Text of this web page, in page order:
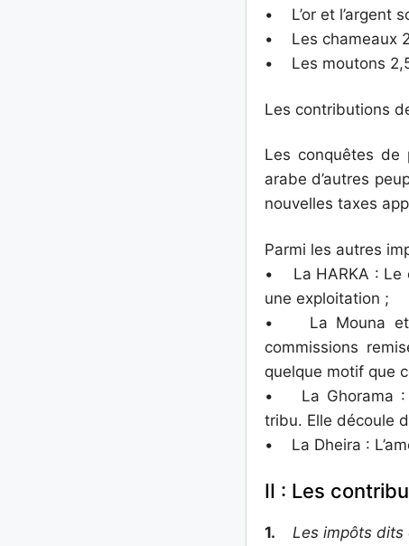
• L’or et l’argent
• Les chameaux
• Les moutons
Les contributions
Les conquêtes de
arabe d’autres
nouvelles taxes
Parmi les autres
• La HARKA : Le
une exploitation ;
• La Mouna et
commissions
quelque motif que
• La Ghorama :
tribu. Elle découle
• La Dheira :
II : Les
1. Les impôts dits